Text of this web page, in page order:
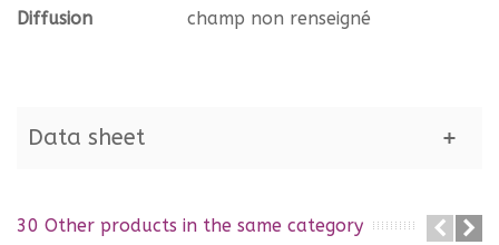
Diffusion
champ non renseigné
Data sheet
30 Other products in the same category